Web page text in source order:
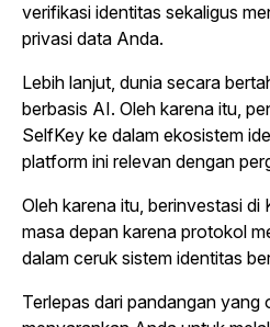
verifikasi identitas sekaligus
privasi data Anda.
Lebih lanjut, dunia secara
berbasis AI. Oleh karena itu,
SelfKey ke dalam ekosistem
platform ini relevan dengan
Oleh karena itu, berinvestasi
masa depan karena protokol
dalam ceruk sistem identitas
Terlepas dari pandangan yang